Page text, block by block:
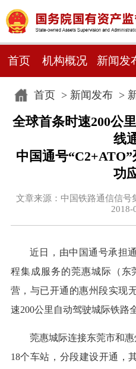
首页 机构概况 新闻发
首页> 新闻发布>
全球首条时速200公
线
中国通号
功
文章来源：中国铁路通信信
2018-
近日，由中国通号承担
程集成服务的莞惠城际（东
营，与已开通的惠州段实现
速200公里自动驾驶城际铁路
莞惠城际连接东莞市和
18个车站，分段建设开通，